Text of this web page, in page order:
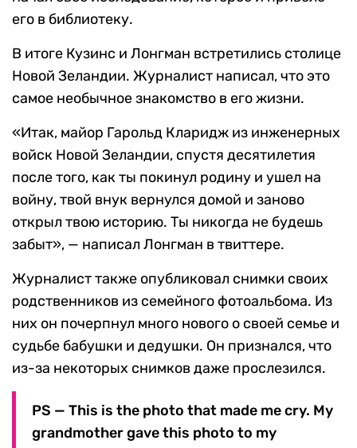
его в библиотеку.
В итоге Кузинс и Лонгман встретились столице
Новой Зеландии. Журналист написал, что это
самое необычное знакомство в его жизни.
«Итак, майор Гарольд Кларидж из инженерных
войск Новой Зеландии, спустя десятилетия
после того, как ты покинул родину и ушел на
войну, твой внук вернулся домой и заново
открыл твою историю. Ты никогда не будешь
забыт», — написал Лонгман в твиттере.
Журналист также опубликовал снимки своих
родственников из семейного фотоальбома. Из
них он почерпнул много нового о своей семье и
судьбе бабушки и дедушки. Он признался, что
из-за некоторых снимков даже прослезился.
PS — This is the photo that made me cry. My
grandmother gave this photo to my